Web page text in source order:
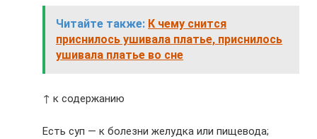
Читайте также: К чему снится
приснилось ушивала платье, приснилось
ушивала платье во сне
↑ к содержанию
Есть суп — к болезни желудка или пищевода;